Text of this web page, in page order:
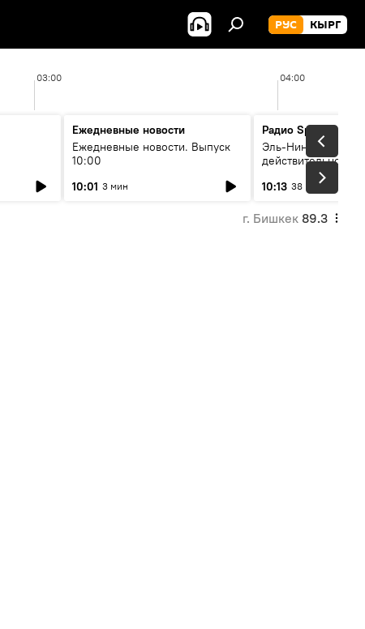
РУС КЫРГ
03:00 04:00
Ежедневные новости
Ежедневные новости. Выпуск
10:00
10:01 3 мин
Радио Sputnik
Эль-Ниньо, жара и
действительно
погоду в
10:13 38 мин
г. Бишкек 89.3